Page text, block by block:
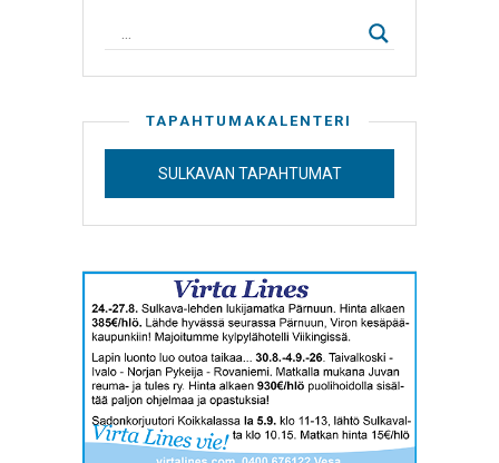
TAPAHTUMAKALENTERI
SULKAVAN TAPAHTUMAT